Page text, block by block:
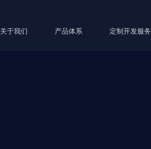
关于我们 产品体系 定制开发服务